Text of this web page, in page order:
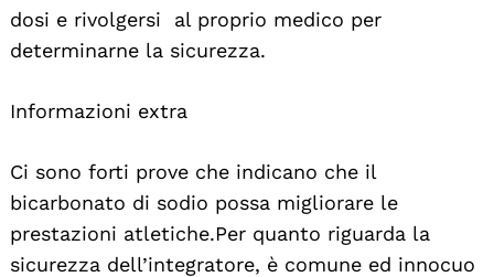
dosi e rivolgersi al proprio medico per
determinarne la sicurezza.
Informazioni extra
Ci sono forti prove che indicano che il
bicarbonato di sodio possa migliorare le
prestazioni atletiche. Per quanto riguarda la
sicurezza dell’integratore, è comune ed innocuo